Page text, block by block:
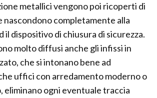
metallici vengono poi ricoperti di
nascondono completamente alla
il dispositivo di chiusura di sicurezza.
molto diffusi anche gli infissi in
che si intonano bene ad
uffici con arredamento moderno o
eliminano ogni eventuale traccia